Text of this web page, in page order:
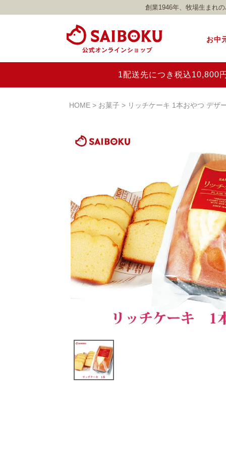
創業1946年、牧場生まれ
お中
1配送先につき税込10,800
HOME お菓子 リッチケーキ 1本おやつ デザ